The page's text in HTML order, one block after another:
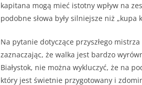
kapitana mogą mieć istotny wpływ na
podobne słowa były silniejsze niż „kupa
Na pytanie dotyczące przyszłego
zaznaczając, że walka jest bardzo
Białystok, nie można wykluczyć, że na
który jest świetnie przygotowany i